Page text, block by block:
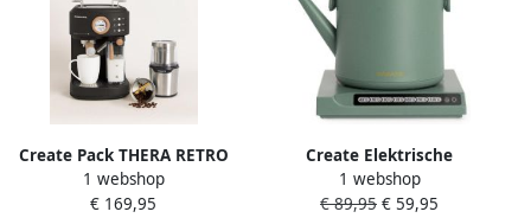
Create Pack THERA RETRO
PRO Halfautomatische
espressomachine + MILL
1 webshop
€ 169,95
Create Elektrische
waterkoker 0 5 l met
temperatuurregeling Salie
1 webshop
€ 89,95 € 59,95